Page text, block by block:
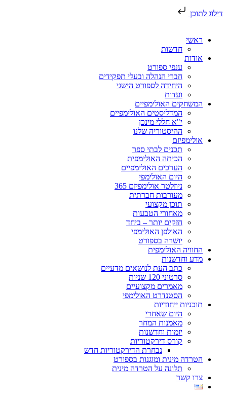
דילוג לתוכן
ראשי
חדשות
אודות
ענפי ספורט
חברי הנהלה ובעלי תפקידים
היחידה לספורט הישגי
ועדות
המשחקים האולימפיים
המדליסטים האולימפיים
י"א חללי מינכן
ההיסטוריה שלנו
אולימפיזם
תכנים לבתי ספר
הכיתה האולימפית
הערכים האולימפיים
היום האולימפי
ניוזלטר אולימפיזם 365
מעורבות חברתית
תוכן מקצועי
מאחורי הטבעות
חזקים יותר – ביחד
האולפן האולימפי
יושרה בספורט
החוויה האולימפית
מדע וחדשנות
כתב העת לנושאים מדעיים
סרטוני 120 שניות
מאמרים מקצועיים
הסטנדרט האולימפי
תוכניות ייחודיות
היום שאחרי
מאמנות המחר
יזמות וחדשנות
קורס דירקטוריות
נבחרת הדירקטוריות חדש
הטרדה מינית ומוגנות בספורט
תלונה על הטרדה מינית
צרו קשר